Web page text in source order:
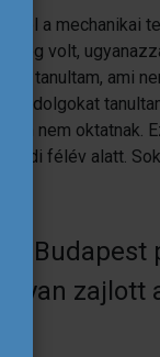
el a mechanikai
volt,
tanultam, ami
dolgokat
nem oktatnak.
félév alatt.
zajlott